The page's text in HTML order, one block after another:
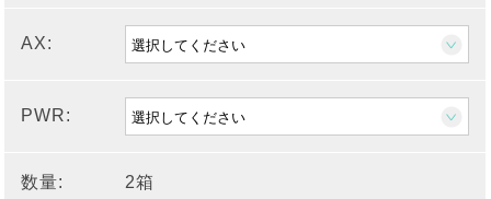
AX:
PWR:
数量: 2箱